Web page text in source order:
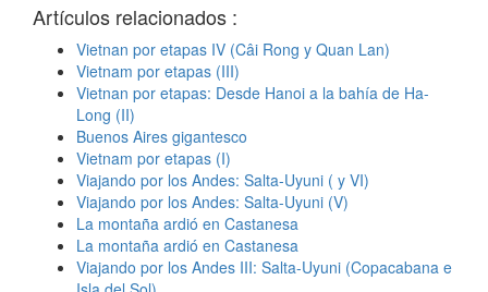
Artículos relacionados :
Vietnan por etapas IV (Câi Rong y Quan Lan)
Vietnam por etapas (III)
Vietnan por etapas: Desde Hanoi a la bahía de Ha-
Long (II)
Buenos Aires gigantesco
Vietnam por etapas (I)
Viajando por los Andes: Salta-Uyuni ( y VI)
Viajando por los Andes: Salta-Uyuni (V)
La montaña ardió en Castanesa
La montaña ardió en Castanesa
Viajando por los Andes III: Salta-Uyuni (Copacabana e